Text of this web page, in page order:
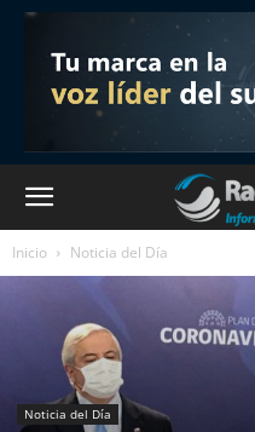
Inicio Noticia del Día
Noticia del Día